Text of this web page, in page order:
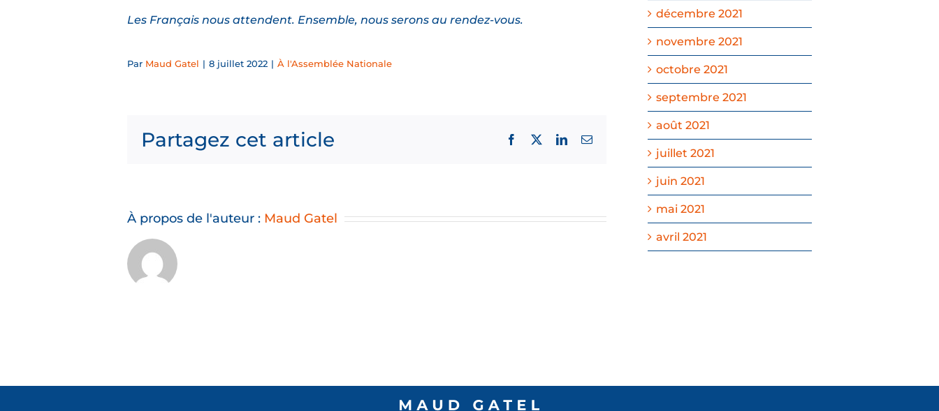
Les Français nous attendent. Ensemble, nous serons au rendez-vous.
Par Maud Gatel | 8 juillet 2022 | À l'Assemblée Nationale
Partagez cet article Facebook LinkedInEmail
À propos de l'auteur : Maud Gatel
décembre 2021
novembre 2021
octobre 2021
septembre 2021
août 2021
juillet 2021
juin 2021
mai 2021
avril 2021